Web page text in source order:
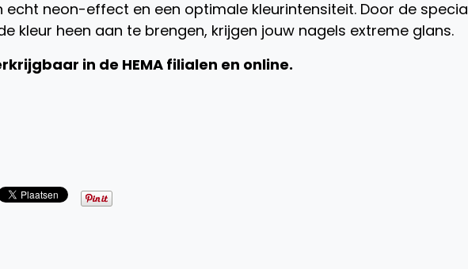
neon-effect en een optimale kleurintensiteit. Door de
kleur heen aan te brengen, krijgen jouw nagels extreme glans.
in de HEMA filialen en online.